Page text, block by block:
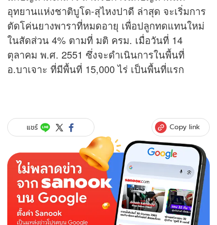
อุทยานแห่งชาติบูโด-สุไหงปาดี ล่าสุด จะเริ่มการ
ตัดโค่นยางพาราที่หมดอายุ เพื่อปลูกทดแทนใหม่
ในสัดส่วน 4% ตามที่ มติ ครม. เมื่อวันที่ 14
ตุลาคม พ.ศ. 2551 ซึ่งจะดำเนินการในพื้นที่
อ.บาเจาะ ที่มีพื้นที่ 15,000 ไร่ เป็นพื้นที่แรก
แชร์ Copy link